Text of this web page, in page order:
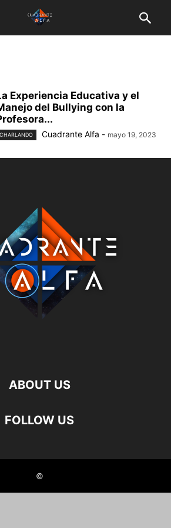
Experiencia Educativa y el
del Bullying con la
CHARLANDO Cuadrante Alfa - mayo 19, 2023
ABOUT US
FOLLOW US
©